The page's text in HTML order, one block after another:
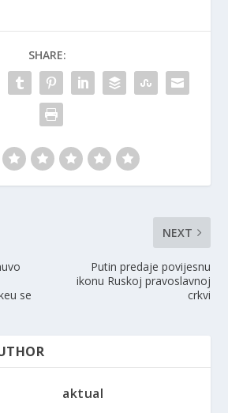
SHARE:
se
NEXT
Putin predaje povijesnu
ikonu Ruskoj pravoslavnoj
crkvi
aktual